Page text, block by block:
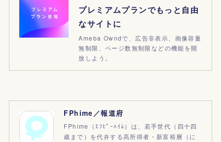
プレミアムプランでもっと自由
なサイトに
Ameba Owndで、広告非表示、画像容量
無制限、ページ数無制限などの機能を開
放しよう。
FPhime／報道府
FPhime（ｴﾌﾋﾟｰﾊｲﾑ）は、若手世代（四十四
歳まで）を代弁する高所得者・新富裕層（に